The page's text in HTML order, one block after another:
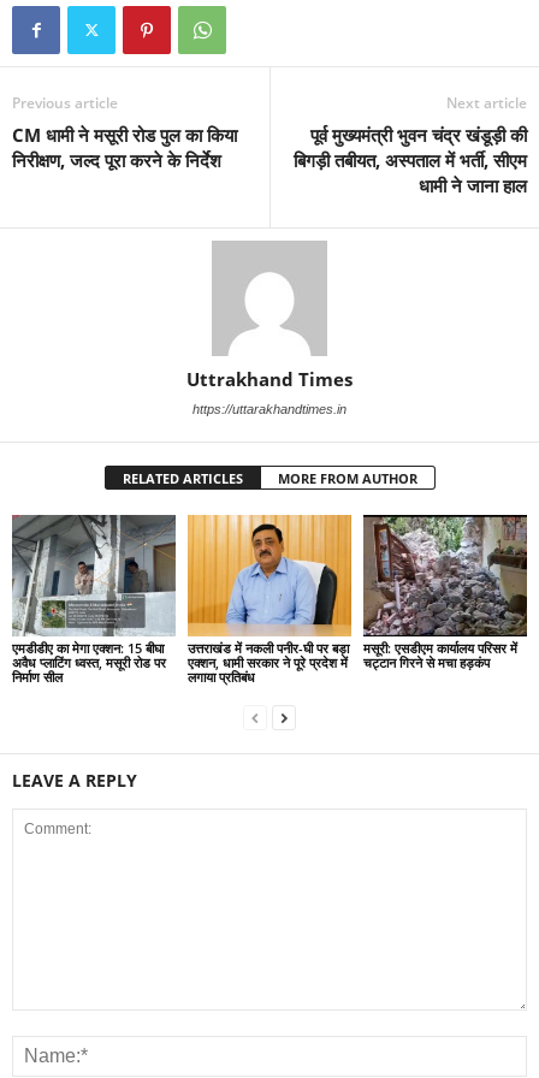
Previous article
CM धामी ने मसूरी रोड पुल का किया
निरीक्षण, जल्द पूरा करने के निर्देश
Next article
पूर्व मुख्यमंत्री भुवन चंद्र खंडूड़ी की
बिगड़ी तबीयत, अस्पताल में भर्ती, सीएम
धामी ने जाना हाल
Uttrakhand Times
https://uttarakhandtimes.in
RELATED ARTICLES MORE FROM AUTHOR
एमडीडीए का मेगा एक्शन: 15 बीघा
अवैध प्लाटिंग ध्वस्त, मसूरी रोड पर
निर्माण सील
उत्तराखंड में नकली पनीर-घी पर बड़ा
एक्शन, धामी सरकार ने पूरे प्रदेश में
लगाया प्रतिबंध
मसूरी: एसडीएम कार्यालय परिसर में
चट्टान गिरने से मचा हड़कंप
LEAVE A REPLY